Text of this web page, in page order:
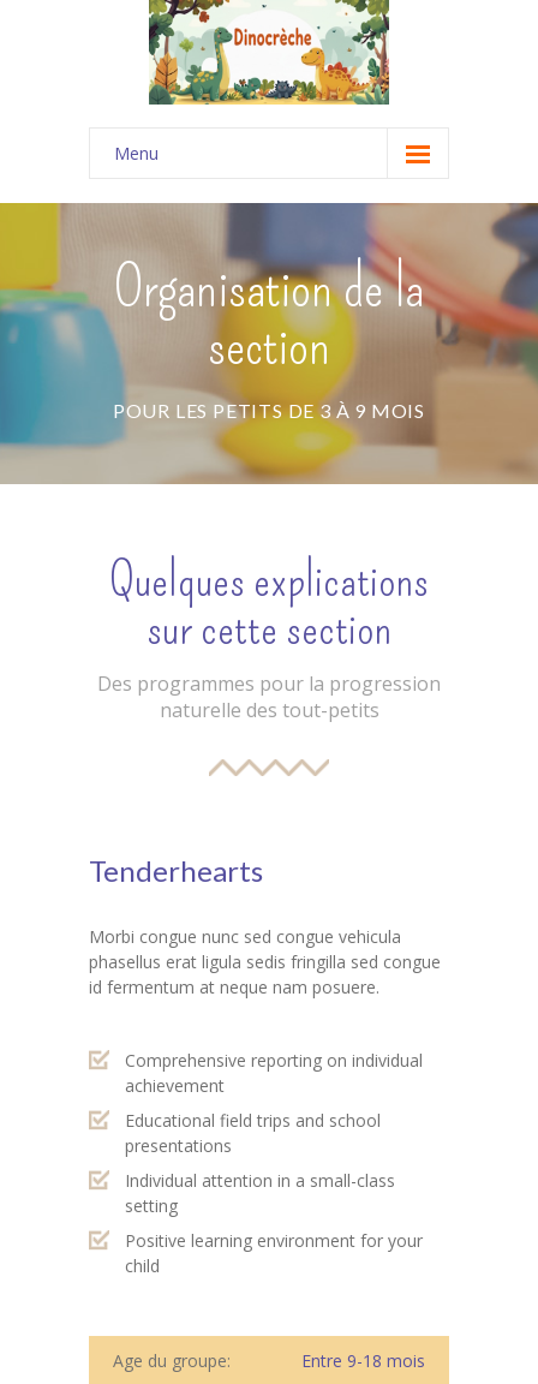
Menu
Accueil
-- Projets Pédagogiques
---- Le Projet Pédagogique DINOCRECHE (69)
---- Le Projet Pédagogique LA MAISONNÉE
---- Le Projet Pédagogique "Des Trésors de
-- Organisation & Réglement
-- Menus des bambins
-- Se connecter
-- Se déconnecter
Contact
Pré-inscription
Organisation de la
section
POUR LES PETITS DE 3 À 9 MOIS
Quelques explications
sur cette section
Des programmes pour la progression
naturelle des tout-petits
Tenderhearts
Morbi congue nunc sed congue vehicula
phasellus erat ligula sedis fringilla sed congue
id fermentum at neque nam posuere.
Comprehensive reporting on individual
achievement
Educational field trips and school
presentations
Individual attention in a small-class
setting
Positive learning environment for your
child
Age du groupe: Entre 9-18 mois